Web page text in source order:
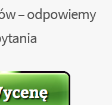
– odpowiemy